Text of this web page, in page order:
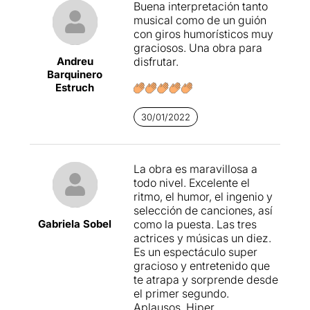
surt del que estem veient
sempre, de la monotonia
d’algunes propostes.
Avui he anat a passar-ho bé i
desconnectar i ho he fet,
durant 60 minuts he
desconnectat de tot amb
aquestes tres actrius i a
aire i aspecte una mica
esperpèntic. Cançons de
desamor que al final,
portades en el seu terreny,
et fan somriure una mica.
Marion Candela, Agustina
Basso i Cecilia Villanueva
sónlas Rodríguez Sisters
que interpreten amb un
humor molt seu aquestes
cançons dolces i que
Andreu
Barquinero
Estruch
Buena interpretación tanto
musical como de un guión
con giros humorísticos muy
graciosos. Una obra para
disfrutar.
30/01/2022
Gabriela Sobel
La obra es maravillosa a
todo nivel. Excelente el
ritmo, el humor, el ingenio y
selección de canciones, así
como la puesta. Las tres
actrices y músicas un diez.
Es un espectáculo super
gracioso y entretenido que
te atrapa y sorprende desde
el primer segundo.
Aplausos. Hiper